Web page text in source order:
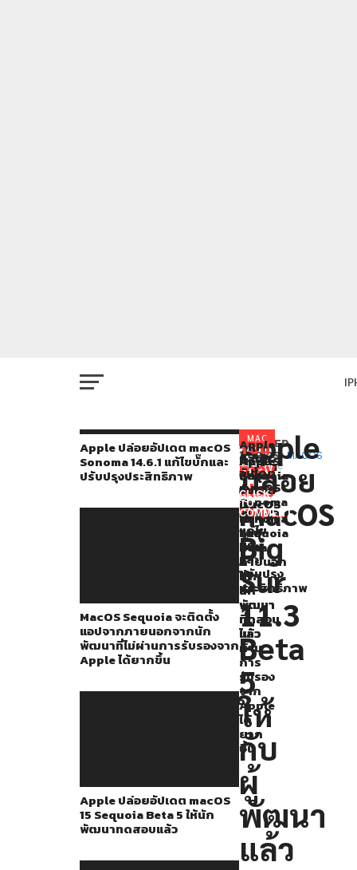
Apple ปล่อยอัปเดต macOS
Sonoma 14.6.1 แก้ไขบั๊กและ
ปรับปรุงประสิทธิภาพ
MacOS Sequoia จะติดตั้ง
แอปจากภายนอกจากนัก
พัฒนาที่ไม่ผ่านการรับรองจาก
Apple ได้ยากขึ้น
Apple ปล่อยอัปเดต macOS
15 Sequoia Beta 5 ให้นัก
พัฒนาทดสอบแล้ว
ภาพ
จาก
9to5mac
MAC
Apple
ปล่อย
macOS
Big
Sur
11.3
Beta
5
ให้
กับ
ผู้
พัฒนา
แล้ว
Apple
ปล่อย
อัปเดต
macOS
Big
Sur
11.3
อย่าง
ต่อ
เนื่อง
ตอน
นี้
ก็
มา
ถึง
Beta
5
แล้ว
หลัง
You
may
also
like...
Apple
ปล่อย
อัปเดต
macOS
Sonoma
14.6.1
แก้ไข
บั๊ก
และ
ปรับปรุง
ประสิทธิภาพ
MacOS
Sequoia
จะ
ติด
ตั้ง
แอป
จาก
ภายนอก
จาก
นัก
พัฒนา
ที่
ไม่
ผ่าน
การ
รับรอง
จาก
Apple
ได้
ยาก
ขึ้น
Apple
ปล่อย
อัปเดต
macOS
15
Sequoia
Beta
5
ให้
นัก
พัฒนา
ทดสอบ
แล้ว
Apple
ปล่อย
อัปเดต
macOS
Sonoma
14.6
Beta
4
ให้
นัก
พัฒนา
ทดสอบ
แล้ว
RELATED
TOPICS: MACOS
CLICK
TO
COMMENT